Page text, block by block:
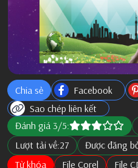
Chia sẻ Facebook
Sao chép liên kết
Đánh giá 3/5:
Lượt tải về:27 Được đăng
Từ khóa
File Corel File